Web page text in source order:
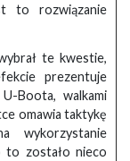
to rozwiązanie
te kwestie,
prezentuje
Boota, walkami
omawia taktykę
wykorzystanie
to zostało nieco